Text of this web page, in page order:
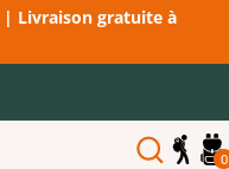
| Livraison gratuite à
0